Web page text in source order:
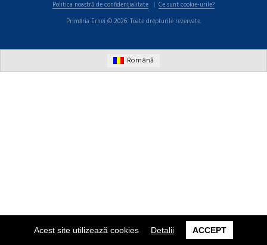
Acest site utilizează cookies Detalii ACCEPT
Politica noastră de confidențialitate
Ce sunt cookie-urile?
Primăria Ernei © 2026. Toate drepturile rezervate.
Română